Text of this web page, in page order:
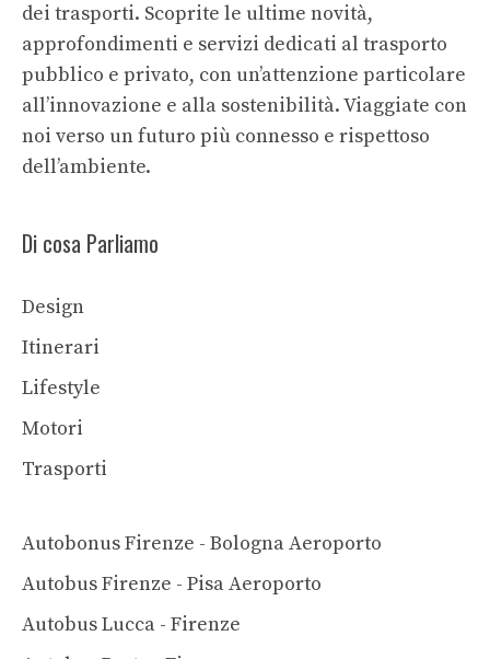
dei trasporti. Scoprite le ultime novità,
approfondimenti e servizi dedicati al trasporto
pubblico e privato, con un’attenzione particolare
all’innovazione e alla sostenibilità. Viaggiate con
noi verso un futuro più connesso e rispettoso
dell’ambiente.
Di cosa Parliamo
Design
Itinerari
Lifestyle
Motori
Trasporti
Autobonus Firenze - Bologna Aeroporto
Autobus Firenze - Pisa Aeroporto
Autobus Lucca - Firenze